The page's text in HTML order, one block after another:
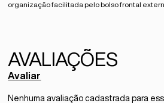
organização facilitada pelo bolso frontal
Avaliar
Nenhuma avaliação cadastrada para